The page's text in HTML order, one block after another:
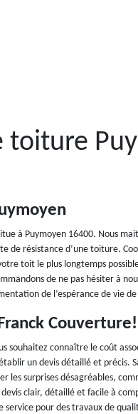
toiture
à Puymoyen 16400. Nous
de résistance d’une toiture.
toit le plus longtemps
de ne pas hésiter à
de l’espérance de vie
Couverture!
souhaitez connaître le coût
un devis détaillé et précis.
surprises désagréables,
clair, détaillé et facile à
pour des travaux de